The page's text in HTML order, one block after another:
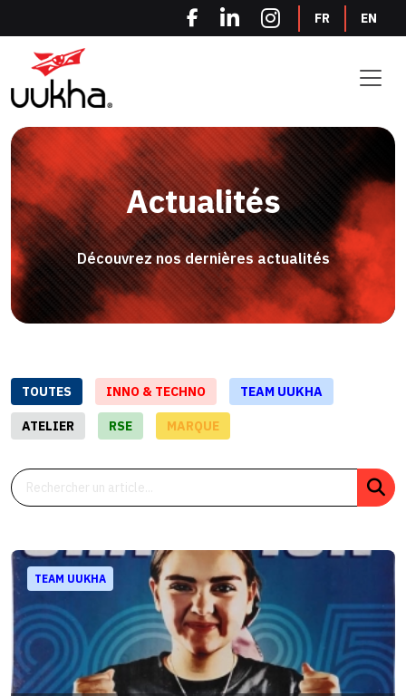
FR EN
Actualités
Découvrez nos dernières actualités
TOUTES INNO & TECHNO TEAM UUKHA
ATELIER RSE MARQUE
TEAM UUKHA
Panneau de gestion des cookies